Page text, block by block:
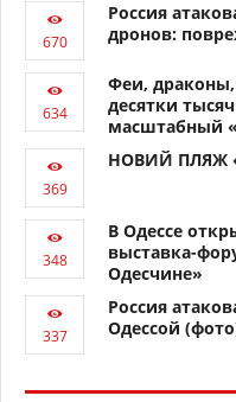
Россия
дронов:
Феи,
десятки
масштабный
НОВИЙ ПЛЯЖ
В Одессе
выставка-
Одесчине»
Россия
Одессой